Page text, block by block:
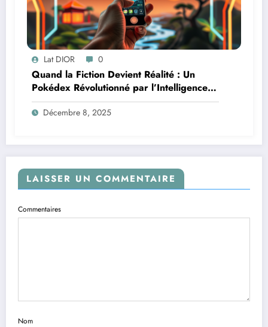
Lat DIOR 0
Quand la Fiction Devient Réalité : Un
Pokédex Révolutionné par l’Intelligence
Artificielle
Décembre 8, 2025
LAISSER UN COMMENTAIRE
Commentaires
Nom